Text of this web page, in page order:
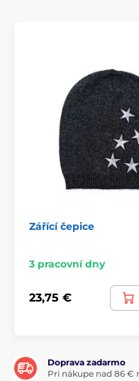
Zářící čepice
3 pracovní dny
23,75 €
Doprava zadarmo
Pri nákupe nad 86 €